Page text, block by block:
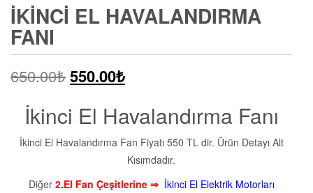
İKINCI EL HAVALANDIRMA
FANI
650.00₺550.00₺
İkinci El Havalandırma Fanı
İkinci El Havalandırma Fan Fiyatı 550 TL dir. Ürün Detayı Alt
Kısımdadır.
Diğer2.El Fan Çeşitlerine ⇒ İkinci El Elektrik Motorları